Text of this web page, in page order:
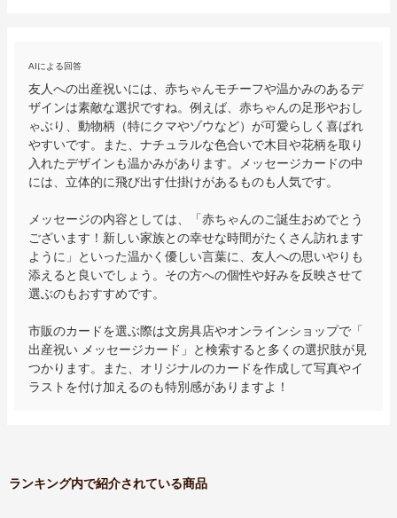
AIによる回答
友人への出産祝いには、赤ちゃんモチーフや温かみのあるデ
ザインは素敵な選択ですね。例えば、赤ちゃんの足形やおし
ゃぶり、動物柄（特にクマやゾウなど）が可愛らしく喜ばれ
やすいです。また、ナチュラルな色合いで木目や花柄を取り
入れたデザインも温かみがあります。メッセージカードの中
には、立体的に飛び出す仕掛けがあるものも人気です。
メッセージの内容としては、「赤ちゃんのご誕生おめでとう
ございます！新しい家族との幸せな時間がたくさん訪れます
ように」といった温かく優しい言葉に、友人への思いやりも
添えると良いでしょう。その方への個性や好みを反映させて
選ぶのもおすすめです。
市販のカードを選ぶ際は文房具店やオンラインショップで「
出産祝い メッセージカード」と検索すると多くの選択肢が見
つかります。また、オリジナルのカードを作成して写真やイ
ラストを付け加えるのも特別感がありますよ！
ランキング内で紹介されている商品